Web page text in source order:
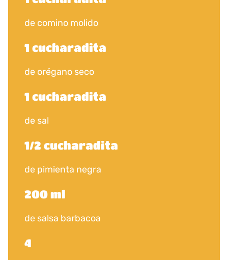
de comino molido
1 cucharadita
de orégano seco
1 cucharadita
de sal
1/2 cucharadita
de pimienta negra
200 ml
de salsa barbacoa
4